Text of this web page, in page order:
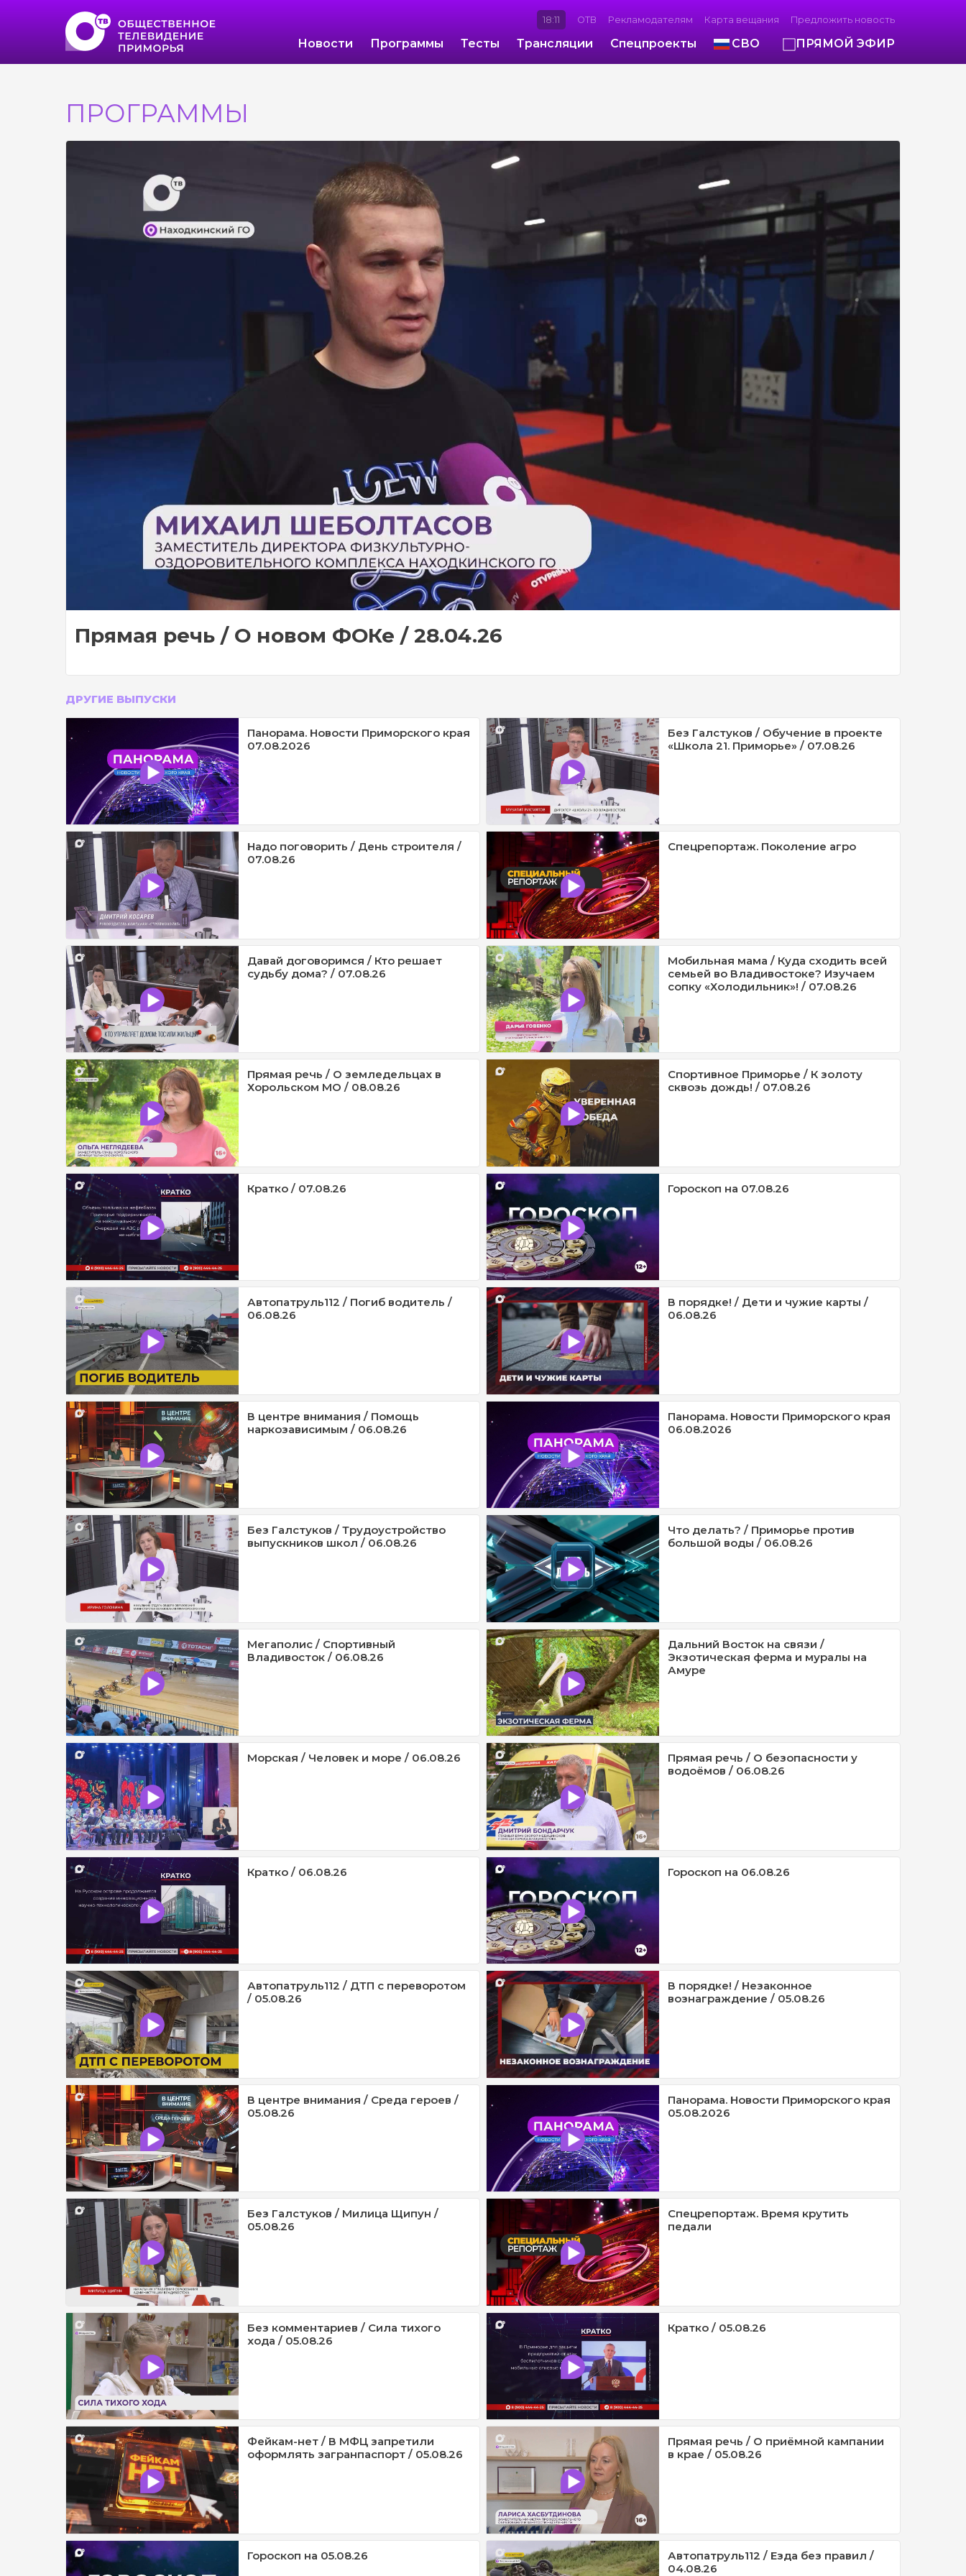
18:11 ОТВ Рекламодателям Карта вещания Предложить новость
Новости Программы Тесты Трансляции Спецпроекты СВО ПРЯМОЙ ЭФИР
ПРОГРАММЫ
Прямая речь / О новом ФОКе / 28.04.26
ДРУГИЕ ВЫПУСКИ
Панорама. Новости Приморского края
07.08.2026
Без Галстуков / Обучение в проекте
«Школа 21. Приморье» / 07.08.26
Надо поговорить / День строителя /
07.08.26
Спецрепортаж. Поколение агро
Давай договоримся / Кто решает
судьбу дома? / 07.08.26
Мобильная мама / Куда сходить всей
семьей во Владивостоке? Изучаем
сопку «Холодильник»! / 07.08.26
Прямая речь / О земледельцах в
Хорольском МО / 08.08.26
Спортивное Приморье / К золоту
сквозь дождь! / 07.08.26
Кратко / 07.08.26 Гороскоп на 07.08.26
Автопатруль112 / Погиб водитель /
06.08.26
В порядке! / Дети и чужие карты /
06.08.26
В центре внимания / Помощь
наркозависимым / 06.08.26
Панорама. Новости Приморского края
06.08.2026
Без Галстуков / Трудоустройство
выпускников школ / 06.08.26
Что делать? / Приморье против
большой воды / 06.08.26
Мегаполис / Спортивный
Владивосток / 06.08.26
Дальний Восток на связи /
Экзотическая ферма и муралы на
Амуре
Морская / Человек и море / 06.08.26
Прямая речь / О безопасности у
водоёмов / 06.08.26
Кратко / 06.08.26 Гороскоп на 06.08.26
Автопатруль112 / ДТП с переворотом
/ 05.08.26
В порядке! / Незаконное
вознаграждение / 05.08.26
В центре внимания / Среда героев /
05.08.26
Панорама. Новости Приморского края
05.08.2026
Без Галстуков / Милица Щипун /
05.08.26
Спецрепортаж. Время крутить
педали
Без комментариев / Сила тихого
хода / 05.08.26
Кратко / 05.08.26
Фейкам-нет / В МФЦ запретили
оформлять загранпаспорт / 05.08.26
Прямая речь / О приёмной кампании
в крае / 05.08.26
Гороскоп на 05.08.26
Автопатруль112 / Езда без правил /
04.08.26